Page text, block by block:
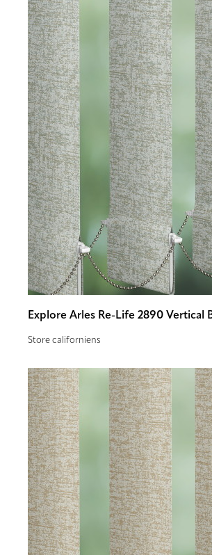
Explore Arles Re-Life 2890 Vertical
Store californiens